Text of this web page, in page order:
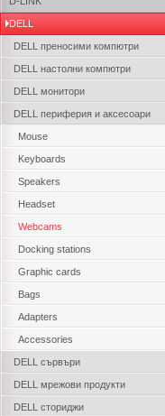
DELL
DELL преносими компютри
DELL настолни компютри
DELL монитори
DELL периферия и аксесоари
Mouse
Keyboards
Speakers
Headset
Webcams
Docking stations
Graphic cards
Bags
Adapters
Accessories
DELL сървъри
DELL мрежови продукти
DELL сториджи